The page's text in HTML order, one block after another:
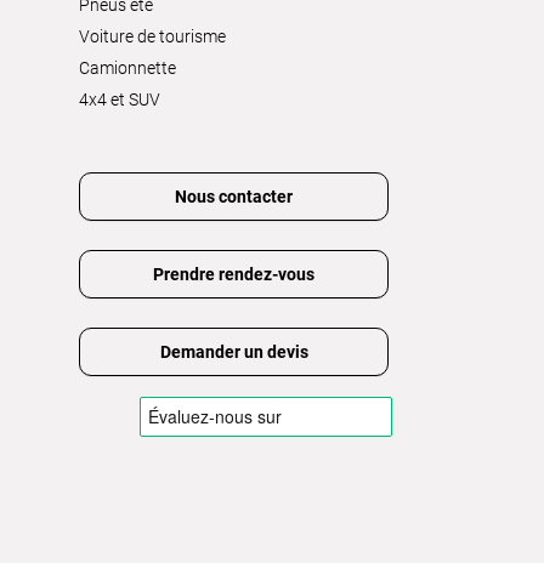
Pneus été
Voiture de tourisme
Camionnette
4x4 et SUV
Nous contacter
Prendre rendez-vous
Demander un devis